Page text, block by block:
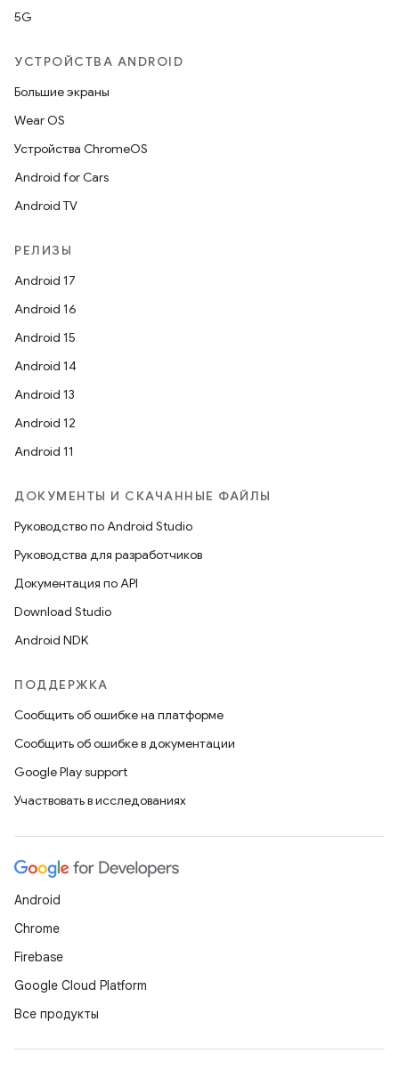
5G
УСТРОЙСТВА ANDROID
Большие экраны
Wear OS
Устройства ChromeOS
Android for Cars
Android TV
РЕЛИЗЫ
Android 17
Android 16
Android 15
Android 14
Android 13
Android 12
Android 11
ДОКУМЕНТЫ И СКАЧАННЫЕ ФАЙЛЫ
Руководство по Android Studio
Руководства для разработчиков
Документация по API
Download Studio
Android NDK
ПОДДЕРЖКА
Сообщить об ошибке на платформе
Сообщить об ошибке в документации
Google Play support
Участвовать в исследованиях
Android
Chrome
Firebase
Google Cloud Platform
Все продукты